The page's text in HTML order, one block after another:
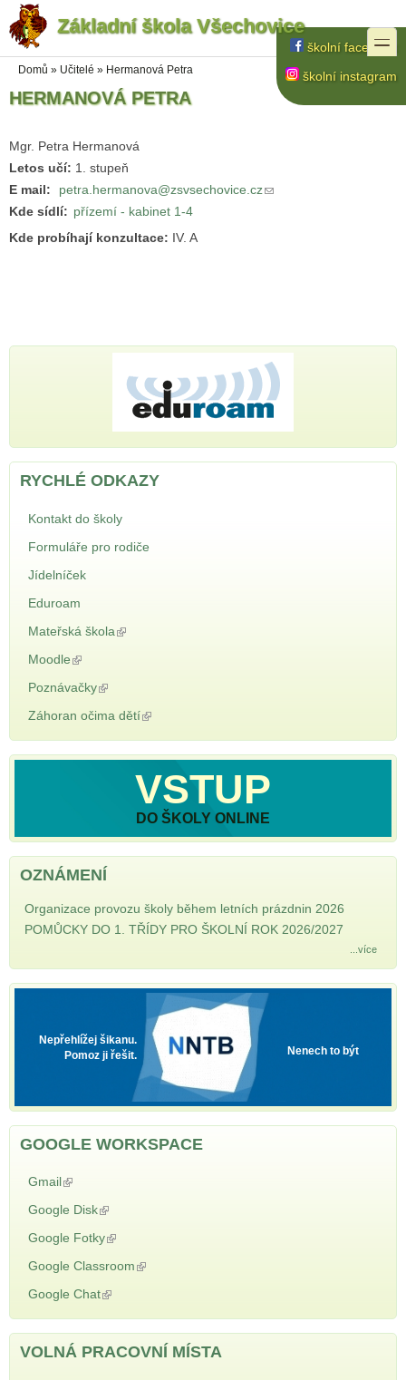
Přejít k hlavnímu obsahu
Přejít k vyhledávání na webu
školní facebook
školní instagram
Základní škola Všechovice
toggle
Jste zde
Domů » Učitelé » Hermanová Petra
HERMANOVÁ PETRA
Mgr. Petra Hermanová
Letos učí: 1. stupeň
E mail:
petra.hermanova@zsvsechovice.cz(odkaz odešle e-mail)
Kde sídlí: přízemí - kabinet 1-4
Kde probíhají konzultace: IV. A
RYCHLÉ ODKAZY
Kontakt do školy
Formuláře pro rodiče
Jídelníček
Eduroam
Mateřská škola (odkaz je externí)
Moodle (odkaz je externí)
Poznávačky(odkaz je externí)
Záhoran očima dětí(odkaz je externí)
VSTUP
DO ŠKOLY ONLINE
OZNÁMENÍ
Organizace provozu školy během letních prázdnin 2026
POMŮCKY DO 1. TŘÍDY PRO ŠKOLNÍ ROK 2026/2027
...více
Nenech to být
Nepřehlížej šikanu.
Pomoz ji řešit.
GOOGLE WORKSPACE
Gmail (odkaz je externí)
Google Disk(odkaz je externí)
Google Fotky(odkaz je externí)
Google Classroom (odkaz je externí)
Google Chat(odkaz je externí)
VOLNÁ PRACOVNÍ MÍSTA